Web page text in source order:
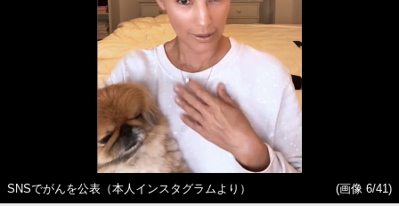
SNSでがんを公表（本人インスタグラムより）
(画像 6/41)